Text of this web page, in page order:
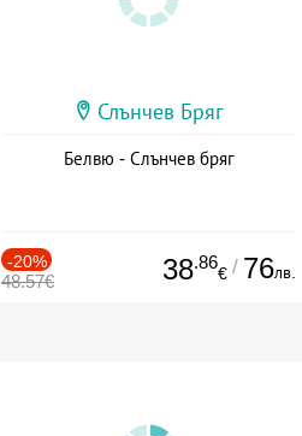
Слънчев Бряг
Белвю - Слънчев бряг
-20%
48.57€ 38.86
€ / 76лв.